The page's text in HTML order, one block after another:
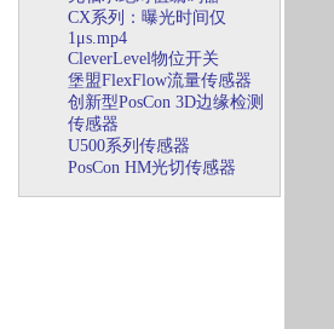
CX系列：曝光时间仅
1μs.mp4
CleverLevel物位开关
堡盟FlexFlow流量传感器
创新型PosCon 3D边缘检测
传感器
U500系列传感器
PosCon HM光切传感器